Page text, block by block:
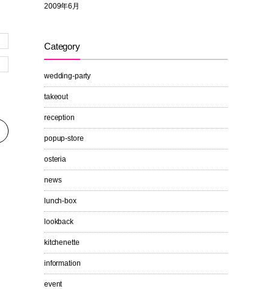
2009年6月
Category
wedding-party
takeout
reception
popup-store
osteria
news
lunch-box
lookback
kitchenette
information
event